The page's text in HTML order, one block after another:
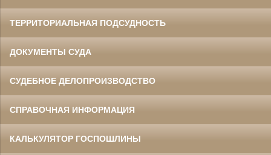
ТЕРРИТОРИАЛЬНАЯ ПОДСУДНОСТЬ
ДОКУМЕНТЫ СУДА
СУДЕБНОЕ ДЕЛОПРОИЗВОДСТВО
СПРАВОЧНАЯ ИНФОРМАЦИЯ
КАЛЬКУЛЯТОР ГОСПОШЛИНЫ